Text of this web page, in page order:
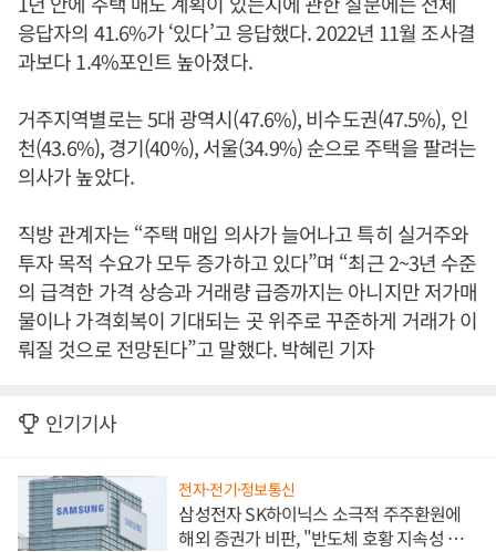
응답자의 41.6%가 ‘있다’고 응답했다. 2022년 11월 조사결
과보다 1.4%포인트 높아졌다.
거주지역별로는 5대 광역시(47.6%), 비수도권(47.5%), 인
천(43.6%), 경기(40%), 서울(34.9%) 순으로 주택을 팔려는
의사가 높았다.
직방 관계자는 “주택 매입 의사가 늘어나고 특히 실거주와
투자 목적 수요가 모두 증가하고 있다”며 “최근 2~3년 수준
의 급격한 가격 상승과 거래량 급증까지는 아니지만 저가매
물이나 가격회복이 기대되는 곳 위주로 꾸준하게 거래가 이
뤄질 것으로 전망된다”고 말했다. 박혜린 기자
인기기사
전자·전기·정보통신
삼성전자 SK하이닉스 소극적 주주환원에
해외 증권가 비판, "반도체 호황 지속성 의